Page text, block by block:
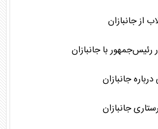
از جانبازان
رئیس‌جمهور با جانبازان
جانبازان